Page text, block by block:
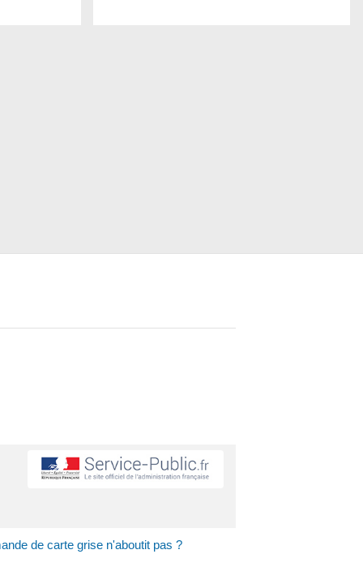
de carte grise n'aboutit pas ?